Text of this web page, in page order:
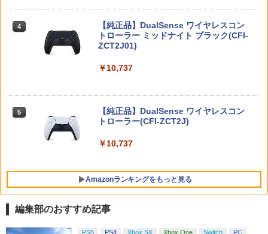
4
【楽天ブックス限定特典】スプラトゥー
ン レイダース(メッシュトートバッグ
（アクリルチャーム付き）)
￥7,480
5
Nintendo Switch 2 ドンキーコング バ
ナンザ スイッチ2 ゲームソフト 新品 ゲ
￥3,600
5ディスク-デジタル兼用 冷却ファン 充
電指示ランプ付 RGBライト 収納 多機能
【中古】【良い】ペルソナ2 罰 通常版
￥4,400
switch Lite 新型 本体 ジョイコン ソフ
ト ケーブル 収納可能 ポーチ クリスマス
￥3,680
￥6,006
4
ニンテンドープリペイド番号 9000円|オ
ンラインコード版
ンラインコード版
4
【純正品】DualSense ワイヤレスコン
トローラー ミッドナイト ブラック(CFI-
ZCT2J01)
￥10,737
5
【純正品】DualSense ワイヤレスコン
トローラー(CFI-ZCT2J)
￥10,737
Amazonランキングをもっと見る
編集部のおすすめ記事
PS5 PS4 Xbox SX Xbox One Switch PC